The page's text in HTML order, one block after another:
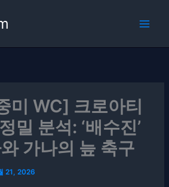
WC] 크로아티
밀 분석: ‘배수진’
가나의 늪 축구
21, 2026